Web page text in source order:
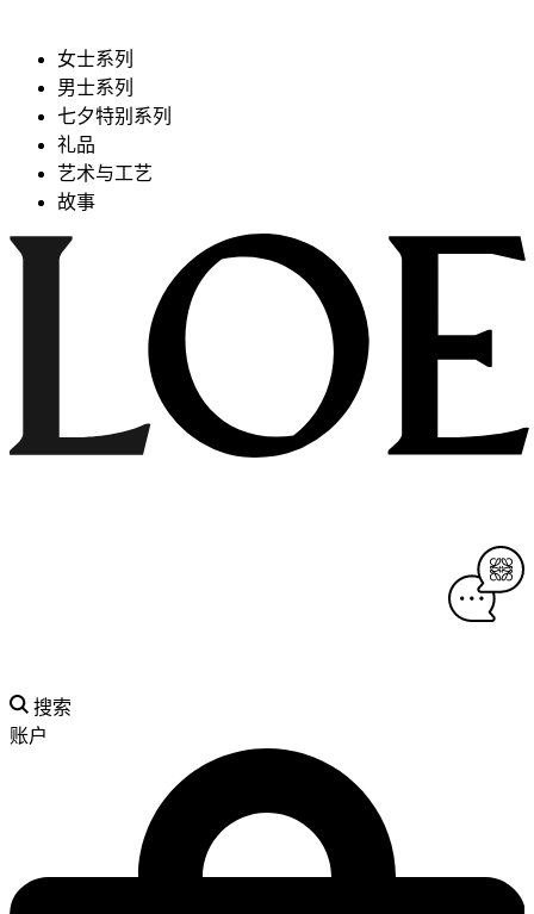
女士系列
男士系列
七夕特别系列
礼品
艺术与工艺
故事
搜索
账户